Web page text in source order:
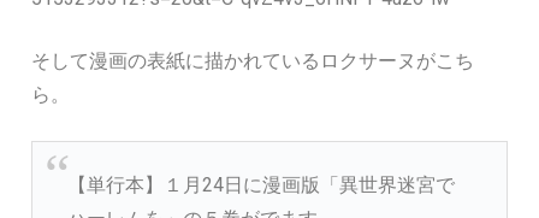
そして漫画の表紙に描かれているロクサーヌがこち
ら。
【単行本】１月24日に漫画版「異世界迷宮で